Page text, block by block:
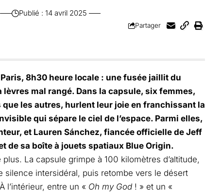
Publié : 14 avril 2025
Partager
8h30 heure locale : une fusée jaillit du
mal rangé. Dans la capsule, six femmes,
les autres, hurlent leur joie en franchissant la
qui sépare le ciel de l’espace. Parmi elles,
et Lauren Sánchez, fiancée officielle de Jeff
de sa boîte à jouets spatiaux Blue Origin.
La capsule grimpe à 100 kilomètres d’altitude,
silence intersidéral, puis retombe vers le désert
l’intérieur, entre un « Oh my God ! » et un «